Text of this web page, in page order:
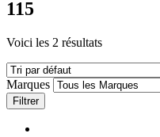
115
Voici les 2 résultats
Marques
Filtrer